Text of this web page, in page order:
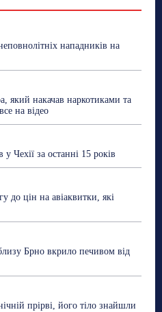
Сад та город
Топ-новини Фоторепортаж
нападників на
який накачав наркотиками та
на відео
Чехії за останні 15 років
до цін на авіаквитки, які
Брно вкрило печивом від
прірві, його тіло знайшли